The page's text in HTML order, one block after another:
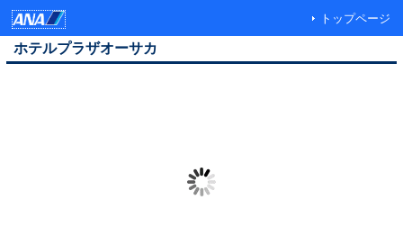
トップページ
ホテルプラザオーサカ